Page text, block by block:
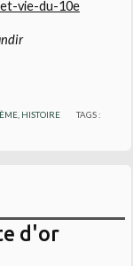
, HISTOIRE
TAGS :
d'or